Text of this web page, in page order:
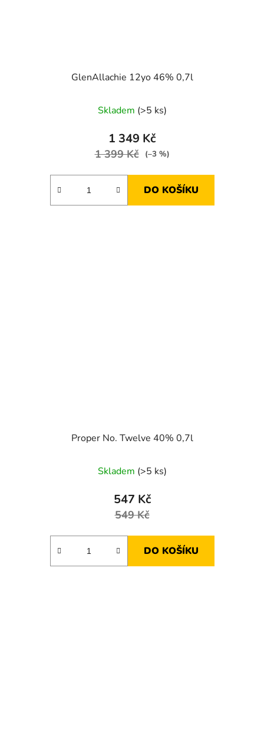
GlenAllachie 12yo 46% 0,7l
Skladem (>5 ks)
1 349 Kč
1 399 Kč (–3 %)
DO KOŠÍKU
Proper No. Twelve 40% 0,7l
Skladem (>5 ks)
547 Kč
549 Kč
DO KOŠÍKU